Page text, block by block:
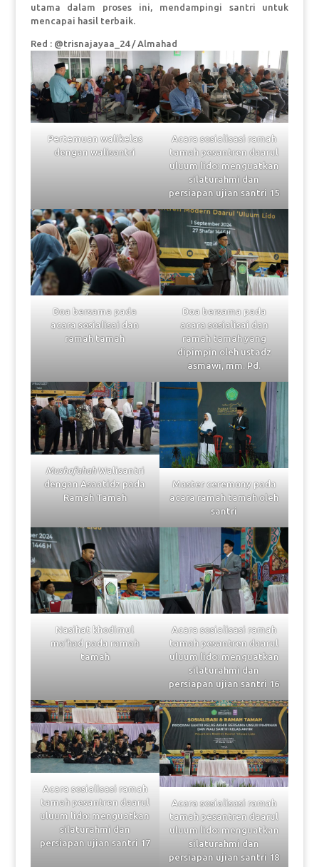
utama dalam proses ini, mendampingi santri untuk
mencapai hasil terbaik.
Red : @trisnajayaa_24 / Almahad
Pertemuan walikelas
dengan walisantri
Acara sosialisasi ramah
tamah pesantren daarul
uluum lido: menguatkan
silaturahmi dan
persiapan ujian santri 15
Doa bersama pada
acara sosialisai dan
ramah tamah
Doa bersama pada
acara sosialisai dan
ramah tamah yang
dipimpin oleh ustadz
asmawi, mm. Pd.
MushafahahWalisantri
dengan Asaatidz pada
Ramah Tamah
Master ceremony pada
acara ramah tamah oleh
santri
Nasihat khodimul
ma’had pada ramah
tamah
Acara sosialisasi ramah
tamah pesantren daarul
uluum lido: menguatkan
silaturahmi dan
persiapan ujian santri 16
Acara sosialisasi ramah
tamah pesantren daarul
uluum lido: menguatkan
silaturahmi dan
persiapan ujian santri 17
Acara sosialisasi ramah
tamah pesantren daarul
uluum lido: menguatkan
silaturahmi dan
persiapan ujian santri 18